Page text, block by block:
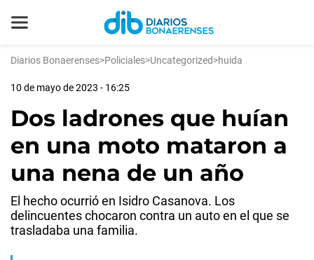
Diarios Bonaerenses>Policiales>Uncategorized>huida
10 de mayo de 2023 - 16:25
Dos ladrones que huían
en una moto mataron a
una nena de un año
El hecho ocurrió en Isidro Casanova. Los
delincuentes chocaron contra un auto en el que se
trasladaba una familia.